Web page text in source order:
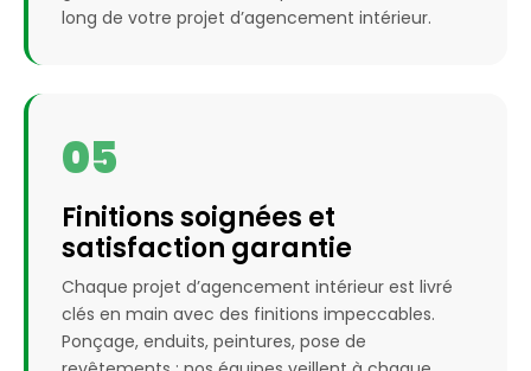
long de votre projet d’agencement intérieur.
05
Finitions soignées et
satisfaction garantie
Chaque projet d’agencement intérieur est livré
clés en main avec des finitions impeccables.
Ponçage, enduits, peintures, pose de